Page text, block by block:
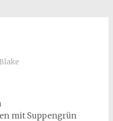
mit Suppengrün